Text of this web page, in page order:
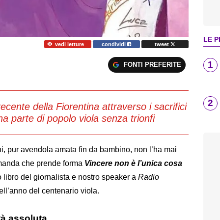
vedi letture condividi tweet
FONTI PREFERITE
della Fiorentina attraverso i sacrifici
parte di popolo viola senza trionfi
pur avendola amata fin da bambino, non l’ha mai
che prende forma Vincere non è l’unica cosa
libro del giornalista e nostro speaker a Radio
del centenario viola.
LE
1
2